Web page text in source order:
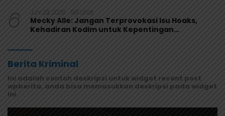
6 Juni 29, 2026 991 Lihat
Mecky Alle: Jangan Terprovokasi Isu Hoaks,
Kehadiran Kodim untuk Kepentingan
Berita Kriminal
Ini adalah contoh deskripsi untuk widget recent post
wpberita, anda bisa memasukkan deskripsi pada widget
ini.